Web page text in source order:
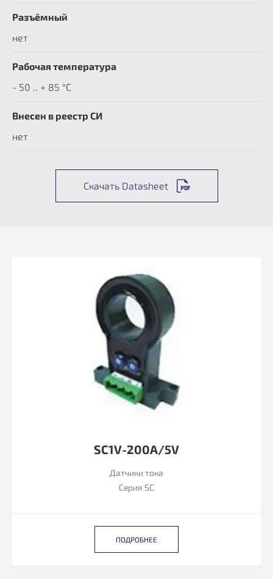
Разъёмный
нет
Рабочая температура
- 50 .. + 85 °C
Внесен в реестр СИ
нет
Скачать Datasheet
SC1V-200A/5V
Датчики тока
Серия SC
ПОДРОБНЕЕ